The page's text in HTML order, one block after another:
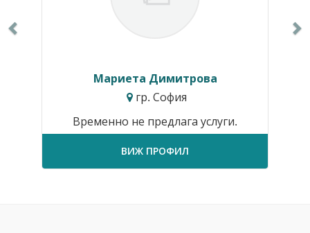
Мариета Димитрова
гр. София
Временно не предлага услуги.
ВИЖ ПРОФИЛ